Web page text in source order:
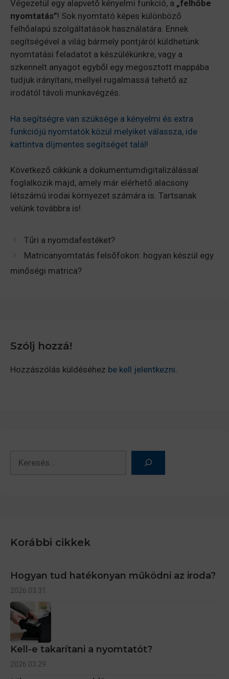
Végezetül egy alapvető kényelmi funkció, a „felhőbe
nyomtatás”! Sok nyomtató képes különböző
felhőalapú szolgáltatások használatára. Ennek
segítségével a világ bármely pontjáról küldhetünk
nyomtatási feladatot a készülékünkre, vagy a
szkennelt anyagot egyből egy megosztott mappába
tudjuk irányítani, mellyel rugalmassá tehető az
irodától távoli munkavégzés.
Ha segítségre van szüksége a kényelmi és extra
funkciójú nyomtatók közül melyiket válassza, ide
kattintva díjmentes segítséget talál!
Következő cikkünk a dokumentumdigitalizálással
foglalkozik majd, amely már elérhető alacsony
létszámú irodai környezet számára is. Tartsanak
velünk továbbra is!
Tűri a nyomdafestéket?
Matricanyomtatás felsőfokon: hogyan készül egy
minőségi matrica?
Szólj hozzá!
Hozzászólás küldéséhez be kell jelentkezni.
Korábbi cikkek
Hogyan tud hatékonyan működni az iroda?
2026.03.31.
Kell-e takarítani a nyomtatót?
2026.03.29.